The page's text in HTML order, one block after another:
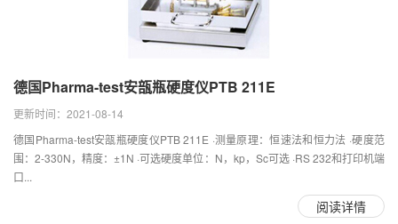
德国Pharma-test安瓿瓶硬度仪PTB 211E
更新时间：2021-08-14
德国Pharma-test安瓿瓶硬度仪PTB 211E ·测量原理：恒速法和恒力法 ·硬度范
围：2-330N，精度：±1N ·可选硬度单位：N，kp，Sc可选 ·RS 232和打印机端
口...
阅读详情